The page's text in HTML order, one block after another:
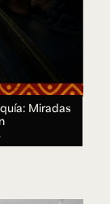
Miradas